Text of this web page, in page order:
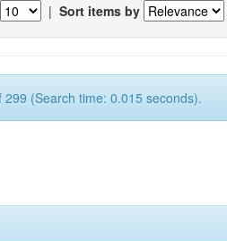
| Sort items by
299 (Search time: 0.015 seconds).